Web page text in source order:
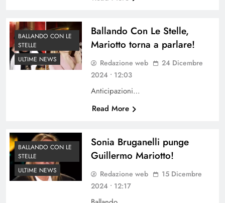
BALLANDO CON LE
STELLE
ULTIME NEWS
Ballando Con Le Stelle,
Mariotto torna a parlare!
Redazione web
24 Dicembre
2024 • 12:03
Anticipazioni…
Read More
BALLANDO CON LE
STELLE
ULTIME NEWS
Sonia Bruganelli punge
Guillermo Mariotto!
Redazione web
15 Dicembre
2024 • 12:17